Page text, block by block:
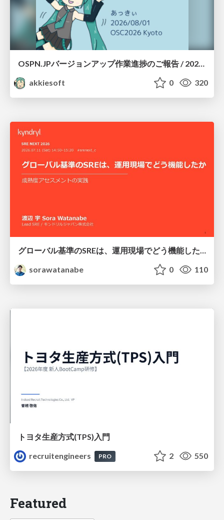
OSPN.JPバージョンアップ作業進捗のご報告 / 20260801-osc26kyoto
akkiesoft
0 320
sorawatanabe
0 110
トヨタ⽣産⽅式(TPS)⼊⾨
recruitengineers
PRO 2 550
Featured